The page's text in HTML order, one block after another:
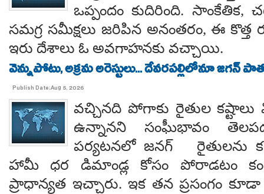
ఒప్పందం కుదిరింది. సాంకేతిక,
సమగ్ర సమీక్షలు జరిపిన అనంతరం, ఈ కొత్త
ఇరు దేశాలు ఓ అవగాహనకు వచ్చాయి.
వెన్నుపోటు, అక్రమ అరెస్టులు... దేవరపల్లిలోనూ జగన్
Publish Date:Aug 5, 2026
వచ్చినది పోగాకు రైతుల
ఉన్నానని సంఘీభావం
పర్యటనలో జనగ్ రైతులను
హామీ ధర డిమాండ్ల కోసం పోరాడటం
ప్రాధాన్యత ఇచ్చారు. ఇక తన ప్రసంగం కూడా